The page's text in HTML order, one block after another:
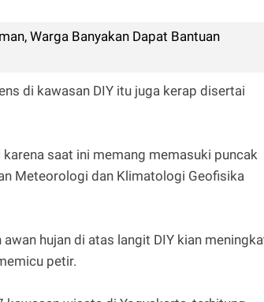
Warga Banyakan Dapat Bantuan
di kawasan DIY itu juga kerap disertai
saat ini memang memasuki puncak
Meteorologi dan Klimatologi Geofisika
hujan di atas langit DIY kian
petir.